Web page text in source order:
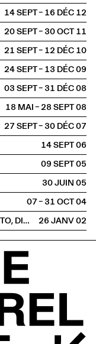
14 SEPT – 16 DÉC2012
20 SEPT – 30 OCT2011
21 SEPT – 12 DÉC2010
24 SEPT – 13 DÉC2009
03 SEPT – 31 DÉC2008
18 MAI – 28 SEPT2008
27 SEPT – 30 DÉC2007
14 SEPT2006
09 SEPT2005
30 JUIN2005
07 – 31 OCT2004
ANDRÉ BALDINGER, ANGELO BENEDETTO, DIMITRI BRUNI & FRANÇOIS RAPPO
26 JANV2002